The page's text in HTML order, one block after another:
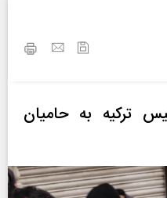
ترکیه به حامیان